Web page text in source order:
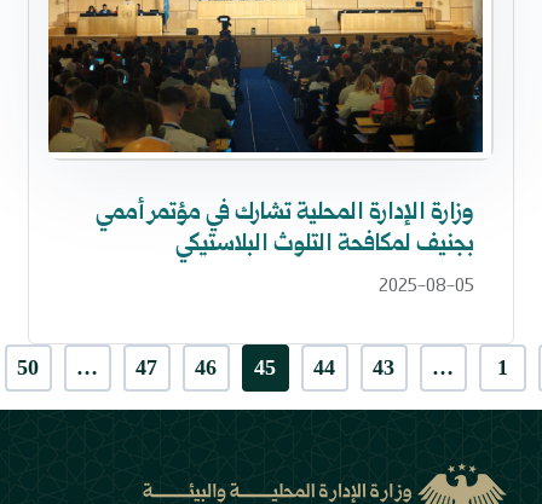
وزارة الإدارة المحلية تشارك في مؤتمر أممي
بجنيف لمكافحة التلوث البلاستيكي
2025-08-05
1
…
43
44
45
46
47
…
50